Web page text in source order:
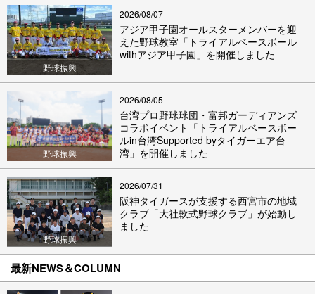
野球振興
2026/08/07
アジア甲子園オールスターメンバーを迎
えた野球教室「トライアルベースボール
withアジア甲子園」を開催しました
野球振興
2026/08/05
台湾プロ野球球団・富邦ガーディアンズ
コラボイベント「トライアルベースボー
ルin台湾Supported byタイガーエア台
湾」を開催しました
野球振興
2026/07/31
阪神タイガースが支援する西宮市の地域
クラブ「大社軟式野球クラブ」が始動し
ました
最新NEWS＆COLUMN